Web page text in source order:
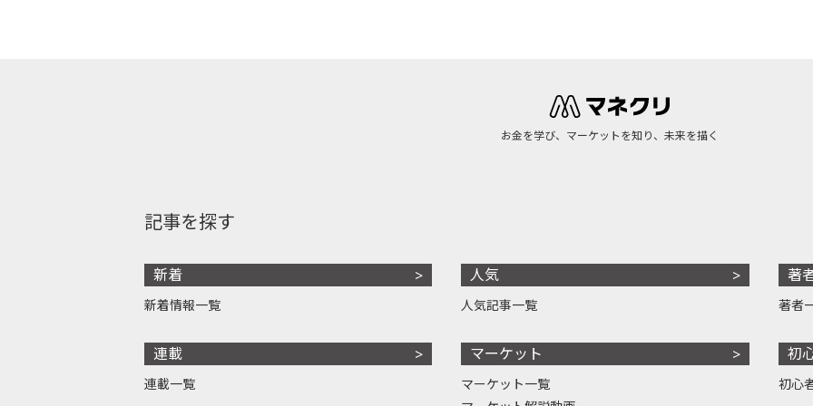
お金を学び、マーケットを知り、未来を描く
記事を探す
新着
新着情報一覧
連載
連載一覧
人気
人気記事一覧
マーケット
マーケット一覧
著
著者
初
初心